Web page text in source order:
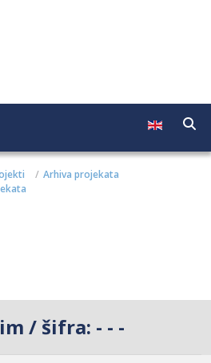
Arhiva projekata
/ šifra: - - -